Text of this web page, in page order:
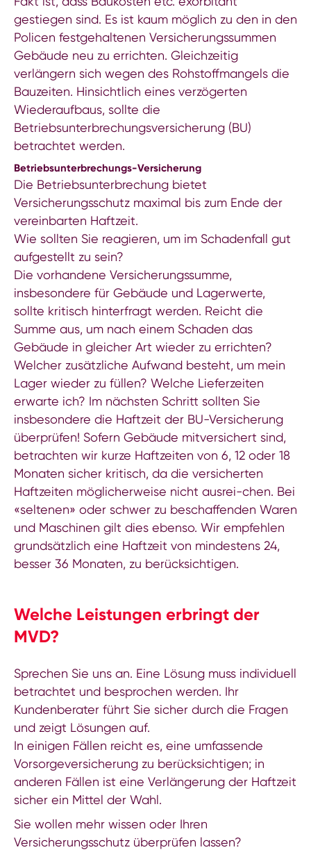
gestiegen sind. Es ist kaum möglich zu den in den
Policen festgehaltenen Versicherungssummen
Gebäude neu zu errichten. Gleichzeitig
verlängern sich wegen des Rohstoffmangels die
Bauzeiten. Hinsichtlich eines verzögerten
Wiederaufbaus, sollte die
Betriebsunterbrechungsversicherung (BU)
betrachtet werden.
Betriebsunterbrechungs-Versicherung
Die Betriebsunterbrechung bietet
Versicherungsschutz maximal bis zum Ende der
vereinbarten Haftzeit.
Wie sollten Sie reagieren, um im Schadenfall gut
aufgestellt zu sein?
Die vorhandene Versicherungssumme,
insbesondere für Gebäude und Lagerwerte,
sollte kritisch hinterfragt werden. Reicht die
Summe aus, um nach einem Schaden das
Gebäude in gleicher Art wieder zu errichten?
Welcher zusätzliche Aufwand besteht, um mein
Lager wieder zu füllen? Welche Lieferzeiten
erwarte ich? Im nächsten Schritt sollten Sie
insbesondere die Haftzeit der BU-Versicherung
überprüfen! Sofern Gebäude mitversichert sind,
betrachten wir kurze Haftzeiten von 6, 12 oder 18
Monaten sicher kritisch, da die versicherten
Haftzeiten möglicherweise nicht ausrei-chen. Bei
«seltenen» oder schwer zu beschaffenden Waren
und Maschinen gilt dies ebenso. Wir empfehlen
grundsätzlich eine Haftzeit von mindestens 24,
besser 36 Monaten, zu berücksichtigen.
Welche Leistungen erbringt der
MVD?
Sprechen Sie uns an. Eine Lösung muss individuell
betrachtet und besprochen werden. Ihr
Kundenberater führt Sie sicher durch die Fragen
und zeigt Lösungen auf.
In einigen Fällen reicht es, eine umfassende
Vorsorgeversicherung zu berücksichtigen; in
anderen Fällen ist eine Verlängerung der Haftzeit
sicher ein Mittel der Wahl.
Sie wollen mehr wissen oder Ihren
Versicherungsschutz überprüfen lassen?